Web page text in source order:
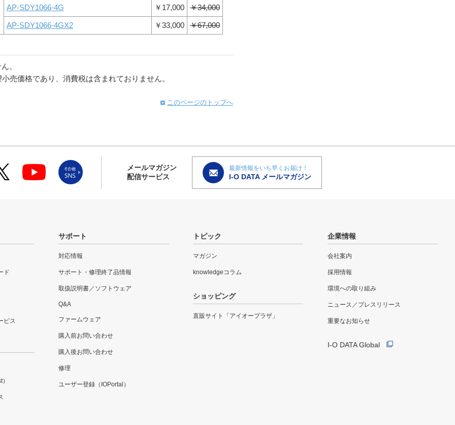
AP-SDY1066-4G ￥17,000 ￥34,000
AP-SDY1066-4GX2 ￥33,000 ￥67,000
。
売価格であり、消費税は含まれておりません。
このページのトップへ
メールマガジン
配信サービス
最新情報をいち早くお届け！
I-O DATA メールマガジン
ド
ビス
サポート
対応情報
サポート・修理終了品情報
取扱説明書／ソフトウェア
Q&A
ファームウェア
購入前お問い合わせ
購入後お問い合わせ
修理
ユーザー登録（IOPortal）
トピック
マガジン
knowledgeコラム
ショッピング
直販サイト「アイオープラザ」
企業情報
会社案内
採用情報
環境への取り組み
ニュース／プレスリリース
重要なお知らせ
I-O DATA Global